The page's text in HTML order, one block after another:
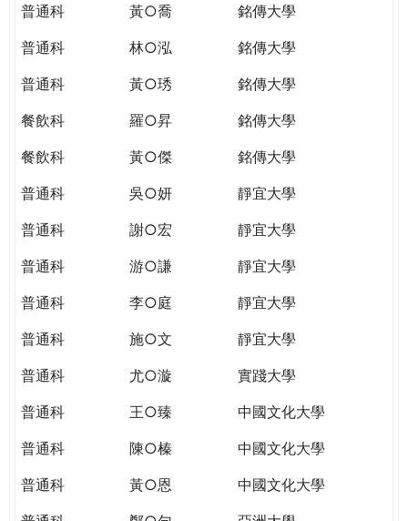
普通科
黃○喬
銘傳大學
普通科
林○泓
銘傳大學
普通科
黃○琇
銘傳大學
餐飲科
羅○昇
銘傳大學
餐飲科
黃○傑
銘傳大學
普通科
吳○妍
靜宜大學
普通科
謝○宏
靜宜大學
普通科
游○謙
靜宜大學
普通科
李○庭
靜宜大學
普通科
施○文
靜宜大學
普通科
尤○漩
實踐大學
普通科
王○臻
中國文化大學
普通科
陳○榛
中國文化大學
普通科
黃○恩
中國文化大學